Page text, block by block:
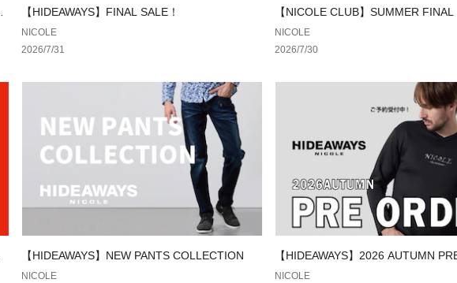
ポケットの数:1(外側0/内側1)
※詳しいお手入れ方法は商品タグをご参照く
【HIDEAWAYS】FINAL SALE！
NICOLE
2026/7/31
【NICOLE CLUB】SUMMER FINAL
NICOLE
2026/7/30
【HIDEAWAYS】NEW PANTS COLLECTION
NICOLE
【HIDEAWAYS】2026 AUTUMN
NICOLE